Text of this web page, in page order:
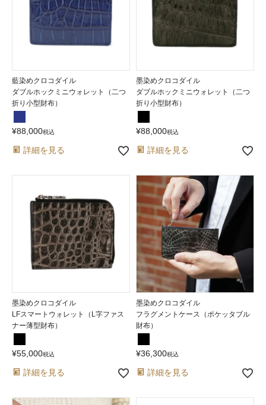
藍染めクロコダイル
ダブルホックミニウォレット（二つ
折り小型財布）
¥88,000税込
詳細を見る
墨染めクロコダイル
ダブルホックミニウォレット（二つ
折り小型財布）
¥88,000税込
詳細を見る
墨染めクロコダイル
LFスマートウォレット（L字ファス
ナー薄型財布）
¥55,000税込
詳細を見る
墨染めクロコダイル
フラグメントケース（ポケッタブル
財布）
¥36,300税込
詳細を見る